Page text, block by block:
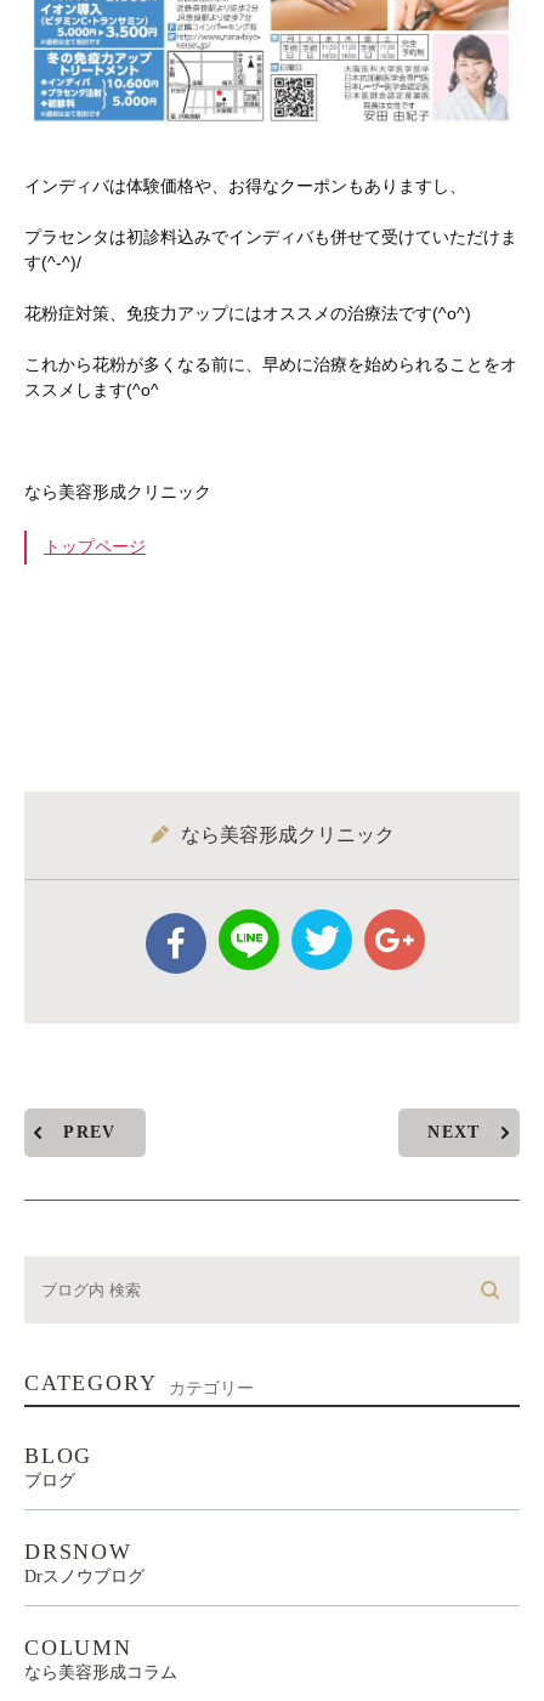
インディバは体験価格や、お得なクーポンもありますし、
プラセンタは初診料込みでインディバも併せて受けていただけま
す(^-^)/
花粉症対策、免疫力アップにはオススメの治療法です(^o^)
これから花粉が多くなる前に、早めに治療を始められることをオ
ススメします(^o^ゞ
なら美容形成クリニック
トップページ
なら美容形成クリニック
PREV NEXT
CATEGORY カテゴリー
BLOG
ブログ
DRSNOW
Drスノウブログ
COLUMN
なら美容形成コラム